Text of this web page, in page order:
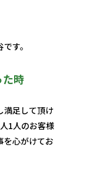
す。
た時
満足して頂け
1人のお客様
を心がけてお